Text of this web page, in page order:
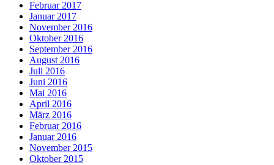
Februar 2017
Januar 2017
November 2016
Oktober 2016
September 2016
August 2016
Juli 2016
Juni 2016
Mai 2016
April 2016
März 2016
Februar 2016
Januar 2016
November 2015
Oktober 2015